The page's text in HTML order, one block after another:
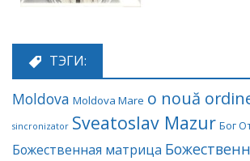
ТЭГИ:
Moldova Moldova Mare o nouă
sincronizator Sveatoslav Mazur Бог
Божественная матрица